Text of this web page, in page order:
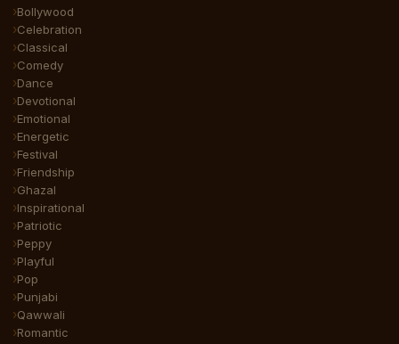
Bollywood
Celebration
Classical
Comedy
Dance
Devotional
Emotional
Energetic
Festival
Friendship
Ghazal
Inspirational
Patriotic
Peppy
Playful
Pop
Punjabi
Qawwali
Romantic